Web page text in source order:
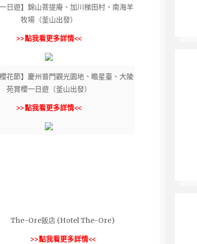
一日遊】錦山菩提庵、加川梯田村、南海羊
牧場（釜山出發）
>>點我看更多詳情<<
櫻花節】慶州普門觀光園地、瞻星臺、大陵
苑賞櫻一日遊（釜山出發）
>>點我看更多詳情<<
The-Ore飯店 (Hotel The-Ore)
>>點我看更多詳情<<